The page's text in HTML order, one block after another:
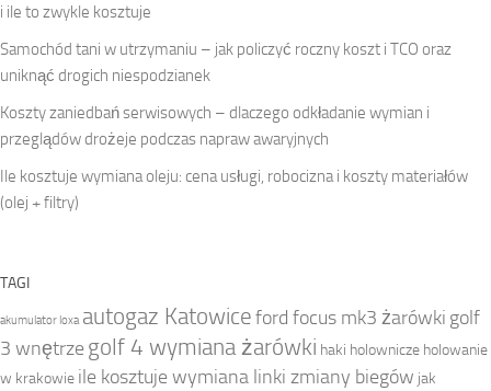
i ile to zwykle kosztuje
Samochód tani w utrzymaniu – jak policzyć roczny koszt i TCO oraz
uniknąć drogich niespodzianek
Koszty zaniedbań serwisowych – dlaczego odkładanie wymian i
przeglądów drożeje podczas napraw awaryjnych
Ile kosztuje wymiana oleju: cena usługi, robocizna i koszty materiałów
(olej + filtry)
TAGI
akumulator loxa autogaz Katowiceford focus mk3 żarówki golf
3 wnętrzegolf 4 wymiana żarówki haki holownicze holowanie
w krakowie ile kosztuje wymiana linki zmiany biegów jak